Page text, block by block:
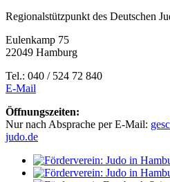
Regionalstützpunkt des Deutschen
Eulenkamp 75
22049 Hamburg
Tel.: 040 / 524 72 840
E-Mail
Öffnungszeiten:
Nur nach Absprache per E-Mail:
judo.de